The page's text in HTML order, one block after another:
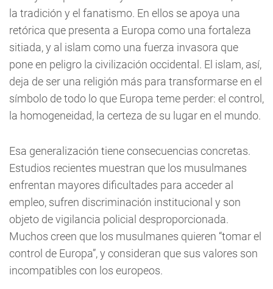
la tradición y el fanatismo. En ellos se apoya una
retórica que presenta a Europa como una fortaleza
sitiada, y al islam como una fuerza invasora que
pone en peligro la civilización occidental. El islam, así,
deja de ser una religión más para transformarse en el
símbolo de todo lo que Europa teme perder: el control,
la homogeneidad, la certeza de su lugar en el mundo.
Esa generalización tiene consecuencias concretas.
Estudios recientes muestran que los musulmanes
enfrentan mayores dificultades para acceder al
empleo, sufren discriminación institucional y son
objeto de vigilancia policial desproporcionada.
Muchos creen que los musulmanes quieren “tomar el
control de Europa”, y consideran que sus valores son
incompatibles con los europeos.